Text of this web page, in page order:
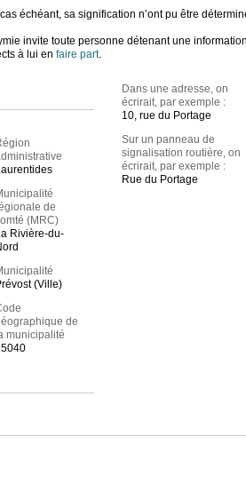
échéant, sa signification n’ont pu être
invite toute personne détenant une
à lui en faire part.
de
(MRC)
Rivière-du-
(Ville)
de
municipalité
Dans une adresse, on
écrirait, par exemple :
10, rue du Portage
Sur un panneau de
signalisation routière, on
écrirait, par exemple :
Rue du Portage